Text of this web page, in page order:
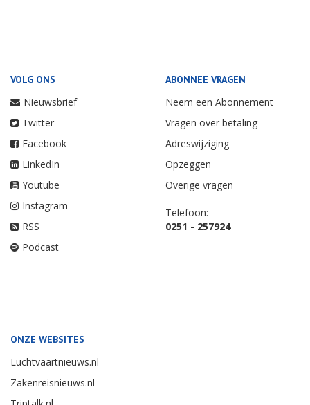
VOLG ONS
Nieuwsbrief
Twitter
Facebook
LinkedIn
Youtube
Instagram
RSS
Podcast
ABONNEE VRAGEN
Neem een Abonnement
Vragen over betaling
Adreswijziging
Opzeggen
Overige vragen
Telefoon:
0251 - 257924
ONZE WEBSITES
Luchtvaartnieuws.nl
Zakenreisnieuws.nl